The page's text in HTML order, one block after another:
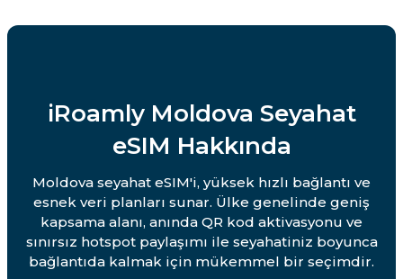
iRoamly Moldova Seyahat
eSIM Hakkında
Moldova seyahat eSIM'i, yüksek hızlı bağlantı ve
esnek veri planları sunar. Ülke genelinde geniş
kapsama alanı, anında QR kod aktivasyonu ve
sınırsız hotspot paylaşımı ile seyahatiniz boyunca
bağlantıda kalmak için mükemmel bir seçimdir.